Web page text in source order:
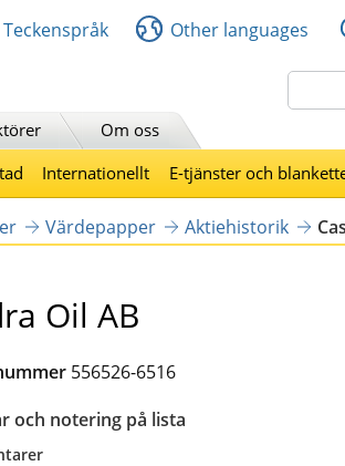
Teckenspråk Other languages
Om oss
Internationellt E-tjänster och
Värdepapper Aktiehistorik
Oil AB
556526-6516
och notering på lista